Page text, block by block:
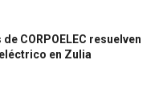
CORPOELEC resuelven
en Zulia